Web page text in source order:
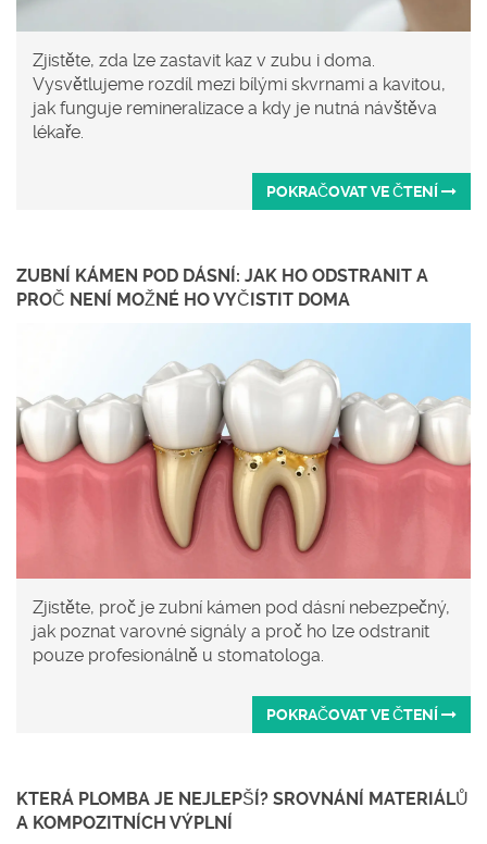
Zjistěte, zda lze zastavit kaz v zubu i doma.
Vysvětlujeme rozdíl mezi bílými skvrnami a kavitou,
jak funguje remineralizace a kdy je nutná návštěva
lékaře.
POKRAČOVAT VE ČTENÍ
ZUBNÍ KÁMEN POD DÁSNÍ: JAK HO ODSTRANIT A
PROČ NENÍ MOŽNÉ HO VYČISTIT DOMA
Zjistěte, proč je zubní kámen pod dásní nebezpečný,
jak poznat varovné signály a proč ho lze odstranit
pouze profesionálně u stomatologa.
POKRAČOVAT VE ČTENÍ
KTERÁ PLOMBA JE NEJLEPŠÍ? SROVNÁNÍ MATERIÁLŮ
A KOMPOZITNÍCH VÝPLNÍ